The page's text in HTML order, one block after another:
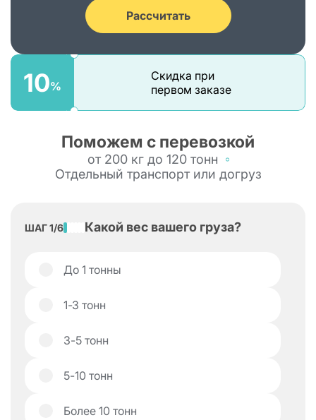
Рассчитать
10%
Скидка при
первом заказе
Поможем с перевозкой
от 200 кг до 120 тонн
Отдельный транспорт или догруз
ШАГ 1/6 Какой вес вашего груза?
До 1 тонны
1-З тонн
3-5 тонн
5-10 тонн
Более 10 тонн